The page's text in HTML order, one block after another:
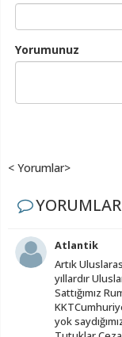
Yorumunuz
< Yorumlar>
YORUMLAR
Atlantik
Artık
yıllardır
Sattığımız
yok